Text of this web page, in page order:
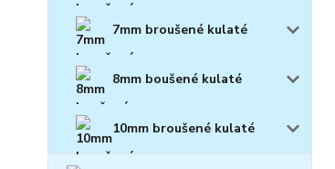
7mm broušené kulaté
8mm boušené kulaté
10mm broušené kulaté